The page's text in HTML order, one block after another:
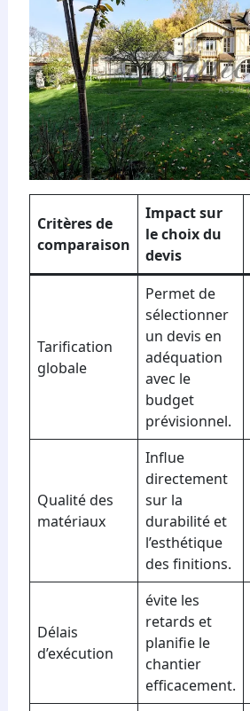
Critères de
comparaison
Impact sur
le choix du
devis
Tarification
globale
Permet de
sélectionner
un devis en
adéquation
avec le
budget
prévisionnel.
Qualité des
matériaux
Influe
directement
sur la
durabilité et
l’esthétique
des finitions.
Délais
d’exécution
évite les
retards et
planifie le
chantier
efficacement.